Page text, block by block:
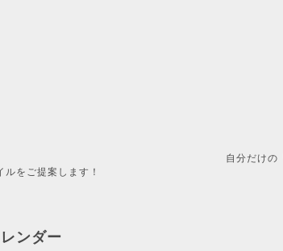
」を造るメンズ美容
をご提案します！
ンダー